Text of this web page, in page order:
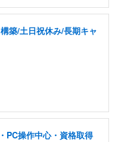
築/土日祝休み/長期キャ
PC操作中心・資格取得